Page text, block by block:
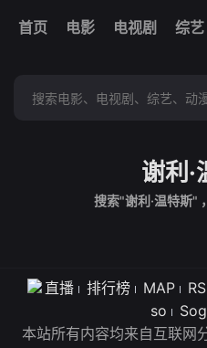
首页 电影 电视剧 综艺
我的观影记录
谢利·
搜索"谢利·温特斯"
直播 排行榜 MAP
so
本站所有内容均来自互联网